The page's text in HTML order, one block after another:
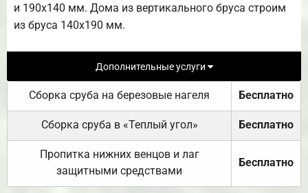
и 190х140 мм. Дома из вертикального бруса строим
из бруса 140х190 мм.
Дополнительные услуги
Сборка сруба на березовые нагеля Бесплатно
Сборка сруба в «Теплый угол» Бесплатно
Пропитка нижних венцов и лаг
защитными средствами
Бесплатно